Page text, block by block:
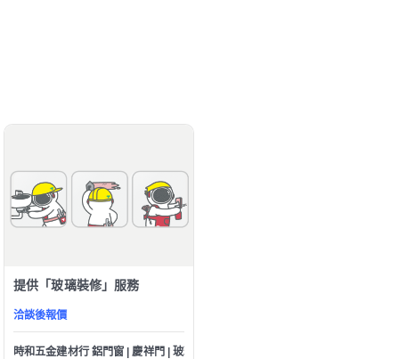
提供「玻璃裝修」服務
洽談後報價
時和五金建材行 鋁門窗 | 慶祥門 | 玻璃 | 浴廁搗擺 | 南亞塑鋼門窗 金門經銷商